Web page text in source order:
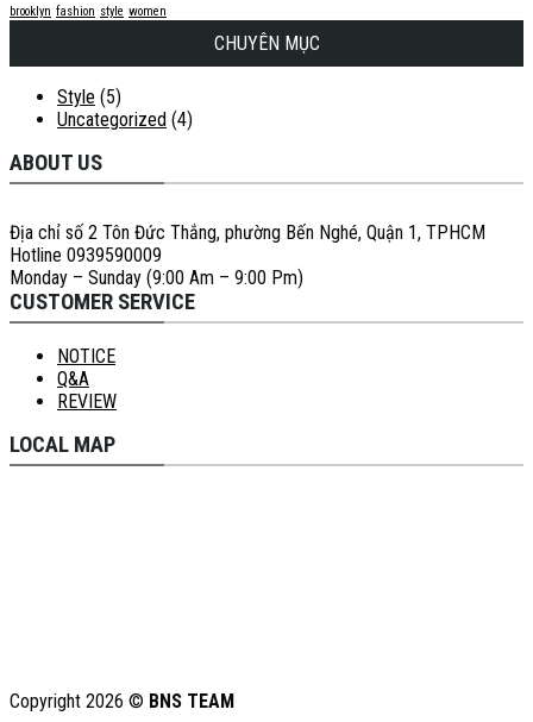
brooklyn fashion style women
CHUYÊN MỤC
Style (5)
Uncategorized (4)
ABOUT US
Địa chỉ số 2 Tôn Đức Thắng, phường Bến Nghé, Quận 1, TPHCM
Hotline 0939590009
Monday – Sunday (9:00 Am – 9:00 Pm)
CUSTOMER SERVICE
NOTICE
Q&A
REVIEW
LOCAL MAP
Copyright 2026 © BNS TEAM